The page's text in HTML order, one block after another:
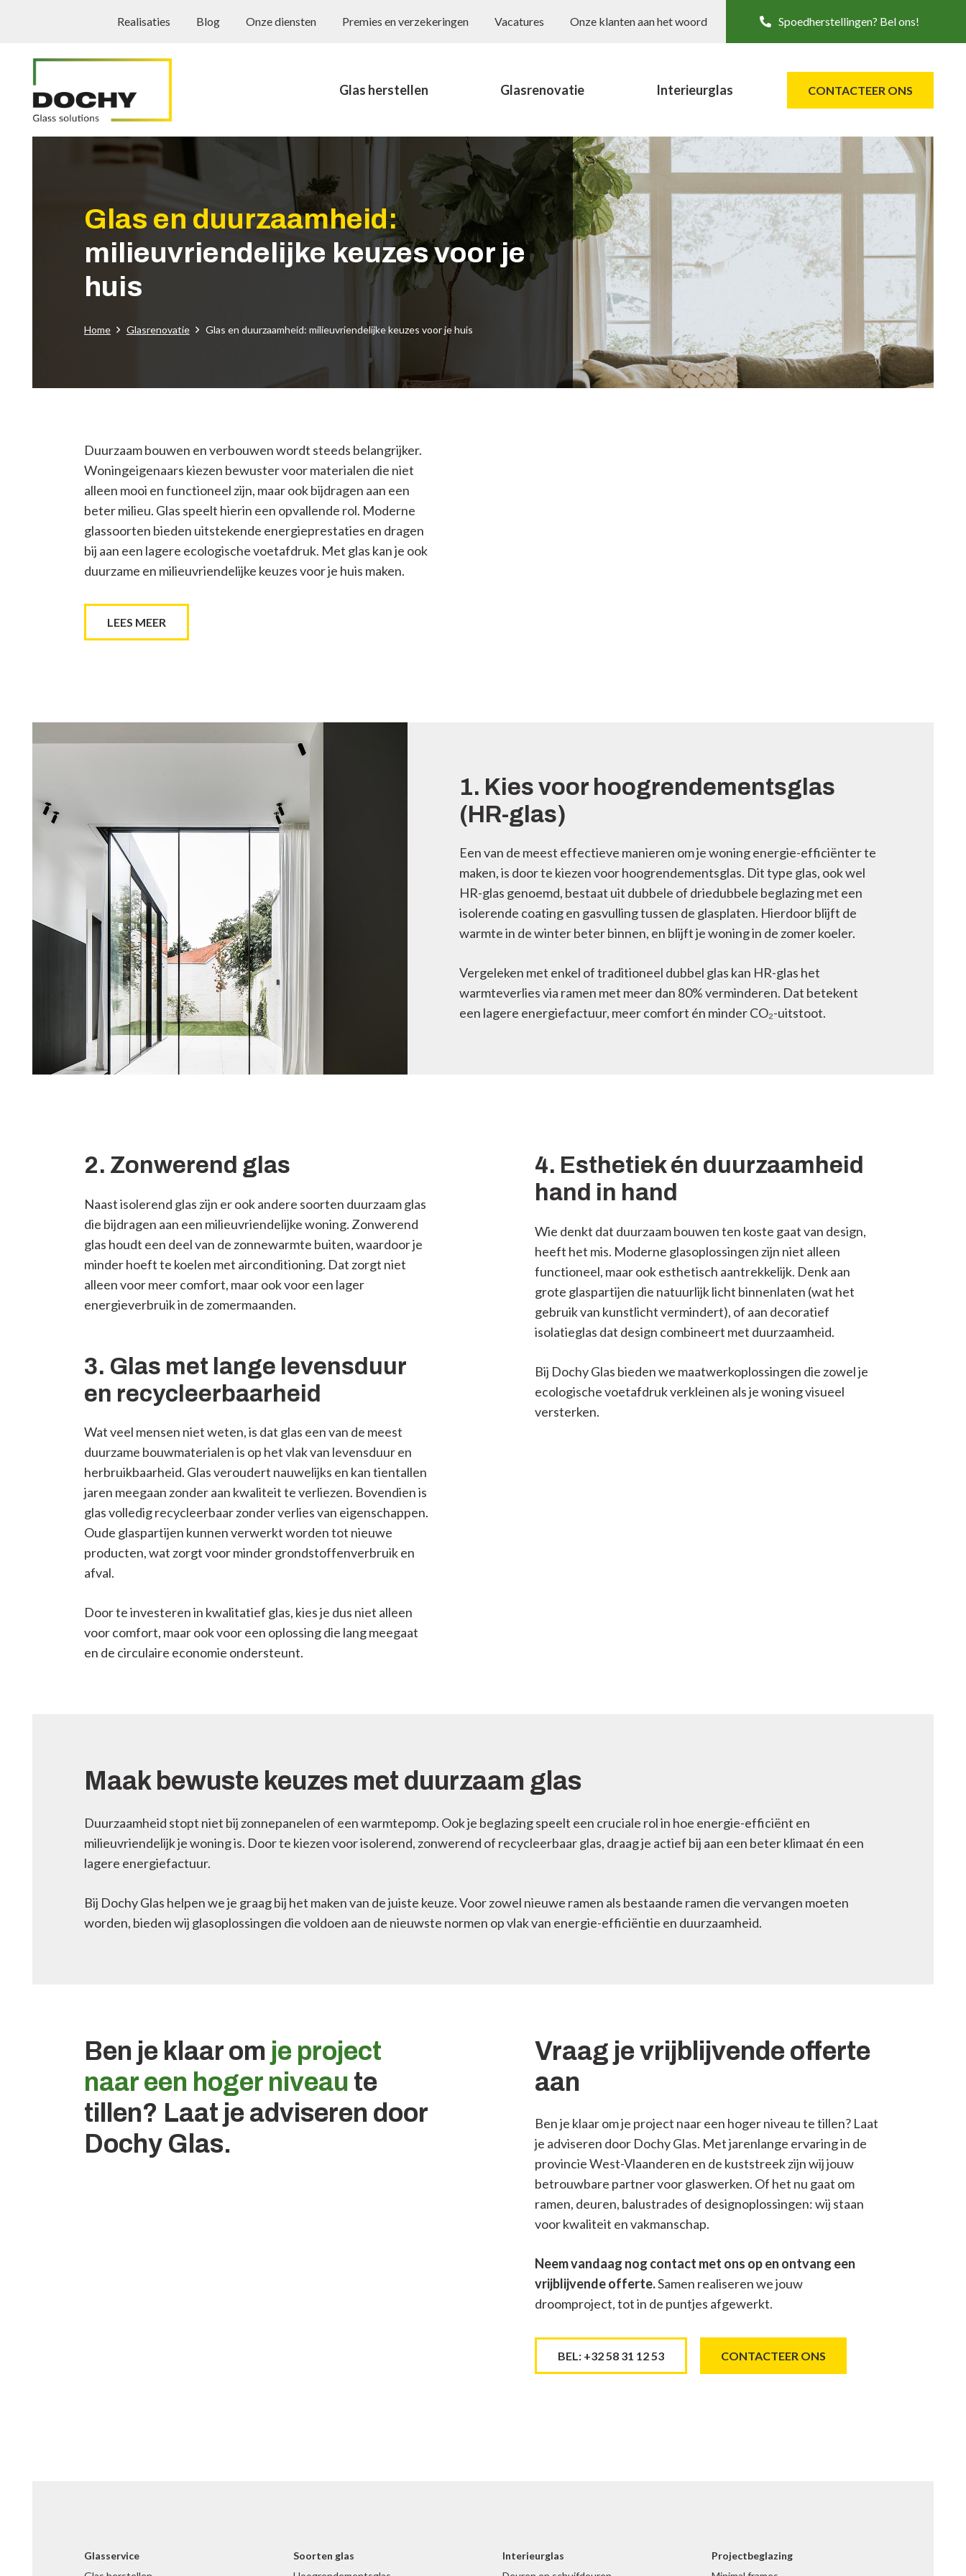
Realisaties Blog Onze diensten Premies en verzekeringen Vacatures Onze klanten aan het woord Spoedherstellingen? Bel ons!
Glas herstellen Glasrenovatie Interieurglas CONTACTEER ONS
Glas en duurzaamheid:
milieuvriendelijke keuzes voor je
huis
Home Glasrenovatie Glas en duurzaamheid: milieuvriendelijke keuzes voor je huis
Duurzaam bouwen en verbouwen wordt steeds belangrijker.
Woningeigenaars kiezen bewuster voor materialen die niet
alleen mooi en functioneel zijn, maar ook bijdragen aan een
beter milieu. Glas speelt hierin een opvallende rol. Moderne
glassoorten bieden uitstekende energieprestaties en dragen
bij aan een lagere ecologische voetafdruk. Met glas kan je ook
duurzame en milieuvriendelijke keuzes voor je huis maken.
LEES MEER
1. Kies voor hoogrendementsglas
(HR-glas)
Een van de meest effectieve manieren om je woning energie-efficiënter te
maken, is door te kiezen voor hoogrendementsglas. Dit type glas, ook wel
HR-glas genoemd, bestaat uit dubbele of driedubbele beglazing met een
isolerende coating en gasvulling tussen de glasplaten. Hierdoor blijft de
warmte in de winter beter binnen, en blijft je woning in de zomer koeler.
Vergeleken met enkel of traditioneel dubbel glas kan HR-glas het
warmteverlies via ramen met meer dan 80% verminderen. Dat betekent
een lagere energiefactuur, meer comfort én minder CO₂-uitstoot.
2. Zonwerend glas
Naast isolerend glas zijn er ook andere soorten duurzaam glas
die bijdragen aan een milieuvriendelijke woning. Zonwerend
glas houdt een deel van de zonnewarmte buiten, waardoor je
minder hoeft te koelen met airconditioning. Dat zorgt niet
alleen voor meer comfort, maar ook voor een lager
energieverbruik in de zomermaanden.
3. Glas met lange levensduur
en recycleerbaarheid
Wat veel mensen niet weten, is dat glas een van de meest
duurzame bouwmaterialen is op het vlak van levensduur en
herbruikbaarheid. Glas veroudert nauwelijks en kan tientallen
jaren meegaan zonder aan kwaliteit te verliezen. Bovendien is
glas volledig recycleerbaar zonder verlies van eigenschappen.
Oude glaspartijen kunnen verwerkt worden tot nieuwe
producten, wat zorgt voor minder grondstoffenverbruik en
afval.
Door te investeren in kwalitatief glas, kies je dus niet alleen
voor comfort, maar ook voor een oplossing die lang meegaat
en de circulaire economie ondersteunt.
4. Esthetiek én duurzaamheid
hand in hand
Wie denkt dat duurzaam bouwen ten koste gaat van design,
heeft het mis. Moderne glasoplossingen zijn niet alleen
functioneel, maar ook esthetisch aantrekkelijk. Denk aan
grote glaspartijen die natuurlijk licht binnenlaten (wat het
gebruik van kunstlicht vermindert), of aan decoratief
isolatieglas dat design combineert met duurzaamheid.
Bij Dochy Glas bieden we maatwerkoplossingen die zowel je
ecologische voetafdruk verkleinen als je woning visueel
versterken.
Maak bewuste keuzes met duurzaam glas
Duurzaamheid stopt niet bij zonnepanelen of een warmtepomp. Ook je beglazing speelt een cruciale rol in hoe energie-efficiënt en
milieuvriendelijk je woning is. Door te kiezen voor isolerend, zonwerend of recycleerbaar glas, draag je actief bij aan een beter klimaat én een
lagere energiefactuur.
Bij Dochy Glas helpen we je graag bij het maken van de juiste keuze. Voor zowel nieuwe ramen als bestaande ramen die vervangen moeten
worden, bieden wij glasoplossingen die voldoen aan de nieuwste normen op vlak van energie-efficiëntie en duurzaamheid.
Ben je klaar om je project
naar een hoger niveau te
tillen? Laat je adviseren door
Dochy Glas.
Vraag je vrijblijvende offerte
aan
Ben je klaar om je project naar een hoger niveau te tillen? Laat
je adviseren door Dochy Glas. Met jarenlange ervaring in de
provincie West-Vlaanderen en de kuststreek zijn wij jouw
betrouwbare partner voor glaswerken. Of het nu gaat om
ramen, deuren, balustrades of designoplossingen: wij staan
voor kwaliteit en vakmanschap.
Neem vandaag nog contact met ons op en ontvang een
vrijblijvende offerte.Samen realiseren we jouw
droomproject, tot in de puntjes afgewerkt.
BEL: +32 58 31 12 53 CONTACTEER ONS
Glasservice
Soorten glas
Interieurglas
Projectbeglazing